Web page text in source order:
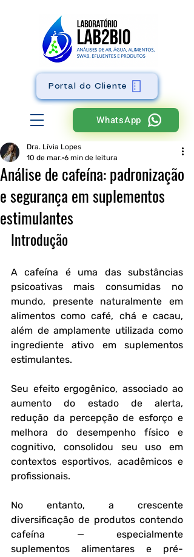
WhatsApp
Portal do Cliente
Análise de cafeína: padronização
e segurança em suplementos
estimulantes
Dra. Lívia Lopes
10 de mar. 6 min de leitura
Introdução
A cafeína é uma das substâncias
psicoativas mais consumidas no
mundo, presente naturalmente em
alimentos como café, chá e cacau,
além de amplamente utilizada como
ingrediente ativo em suplementos
estimulantes.
Seu efeito ergogênico, associado ao
aumento do estado de alerta,
redução da percepção de esforço e
melhora do desempenho físico e
cognitivo, consolidou seu uso em
contextos esportivos, acadêmicos e
profissionais.
No entanto, a crescente
diversificação de produtos contendo
cafeína — especialmente
suplementos alimentares e pré-